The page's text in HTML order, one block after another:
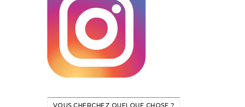
VOUS CHERCHEZ QUELQUE CHOSE ?